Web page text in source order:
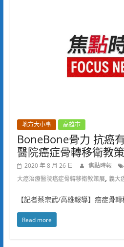
地方大小事 高雄市
BoneBone骨力 抗癌
醫院癌症骨轉移衛教
2020 年 8 月 26 日 焦點時報
大癌治療醫院癌症骨轉移衛教策展, 義大
【記者蔡宗武/高雄報導】癌症骨
Read more